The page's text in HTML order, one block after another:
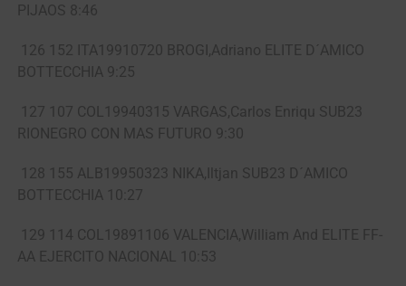
PIJAOS 8:46
126 152 ITA19910720 BROGI,Adriano ELITE D´AMICO
BOTTECCHIA 9:25
127 107 COL19940315 VARGAS,Carlos Enriqu SUB23
RIONEGRO CON MAS FUTURO 9:30
128 155 ALB19950323 NIKA,Iltjan SUB23 D´AMICO
BOTTECCHIA 10:27
129 114 COL19891106 VALENCIA,William And ELITE FF-
AA EJERCITO NACIONAL 10:53